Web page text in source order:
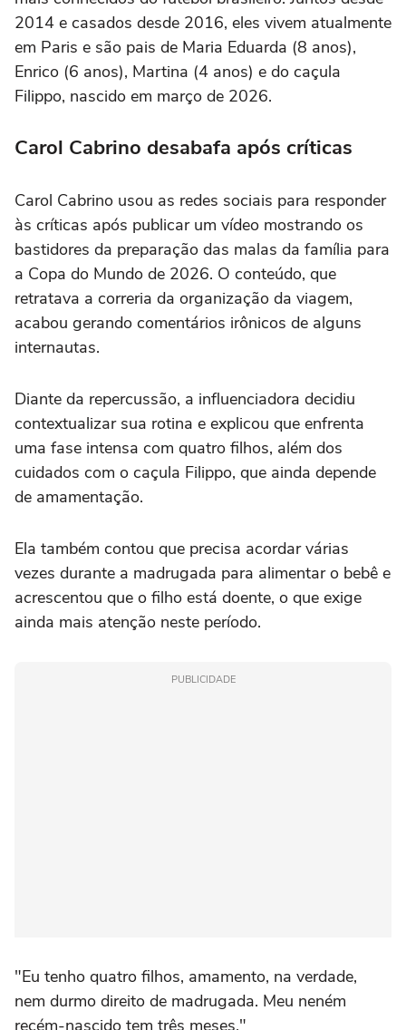
2014 e casados desde 2016, eles vivem atualmente
em Paris e são pais de Maria Eduarda (8 anos),
Enrico (6 anos), Martina (4 anos) e do caçula
Filippo, nascido em março de 2026.
Carol Cabrino desabafa após críticas
Carol Cabrino usou as redes sociais para responder
às críticas após publicar um vídeo mostrando os
bastidores da preparação das malas da família para
a Copa do Mundo de 2026. O conteúdo, que
retratava a correria da organização da viagem,
acabou gerando comentários irônicos de alguns
internautas.
Diante da repercussão, a influenciadora decidiu
contextualizar sua rotina e explicou que enfrenta
uma fase intensa com quatro filhos, além dos
cuidados com o caçula Filippo, que ainda depende
de amamentação.
Ela também contou que precisa acordar várias
vezes durante a madrugada para alimentar o bebê e
acrescentou que o filho está doente, o que exige
ainda mais atenção neste período.
PUBLICIDADE
"Eu tenho quatro filhos, amamento, na verdade,
nem durmo direito de madrugada. Meu neném
recém-nascido tem três meses."